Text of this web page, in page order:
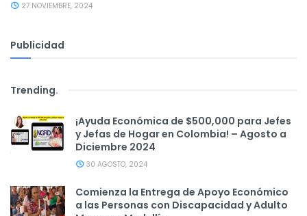
27 NOVIEMBRE, 2024
Publicidad
Trending.
¡Ayuda Económica de $500,000 para Jefes
y Jefas de Hogar en Colombia! – Agosto a
Diciembre 2024
30 AGOSTO, 2024
Comienza la Entrega de Apoyo Económico
a las Personas con Discapacidad y Adulto